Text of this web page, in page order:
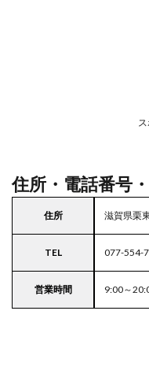
住所・電話番号
住所 滋賀県栗
TEL 077-554-
営業時間 9:00～